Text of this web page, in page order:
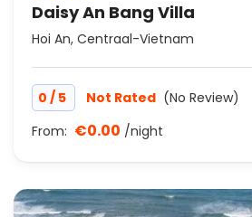
Daisy An Bang Villa
Hoi An, Centraal-Vietnam
0 / 5 Not Rated (No Review)
From: €0.00 /night